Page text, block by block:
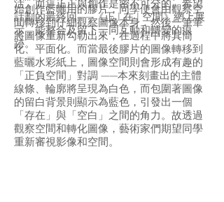
始創作藍曬用的膠片，同學便會由觀察空
間轉移到仔細觀察圖像本身，然後一筆筆
將圖像重新勾勒出來，在過程中將其簡
化、平面化。而當最後膠片的圖像轉移到
藍曬水彩紙上，圖像空間則會形成有趣的
「正負空間」對調 ——本來刻畫出的主體
線條、輪廓將呈現為白色，而包圍著圖像
的留白背景則顯示為藍色，引發出一個
「存在」與「空白」之間的角力。故透過
觀察空間和轉化圖像，藝術家們期望同學
重新審視影像和空間。
活，而這正正與創作是密不可分的。希望
計劃的最終回——《正 | 在 | 空間》網上展
示，能整合及留下一同互動和轉變的痕
跡。